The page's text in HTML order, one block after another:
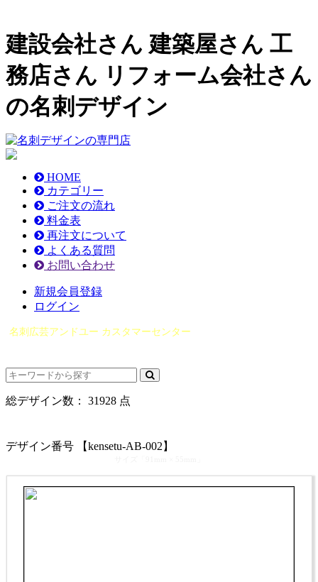
建設会社さん 建築屋さん 工
務店さん リフォーム会社さん
の名刺デザイン
HOME
カテゴリー
ご注文の流れ
料金表
再注文について
よくある質問
お問い合わせ
新規会員登録
ログイン
名刺広芸アンドユー カスタマーセンター
総デザイン数： 31928 点
デザイン番号 【kensetu-AB-002】